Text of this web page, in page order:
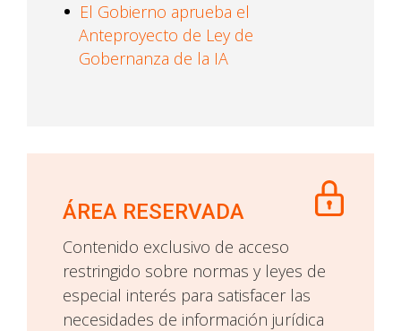
El Gobierno aprueba el
Anteproyecto de Ley de
Gobernanza de la IA
ÁREA RESERVADA
Contenido exclusivo de acceso
restringido sobre normas y leyes de
especial interés para satisfacer las
necesidades de información jurídica